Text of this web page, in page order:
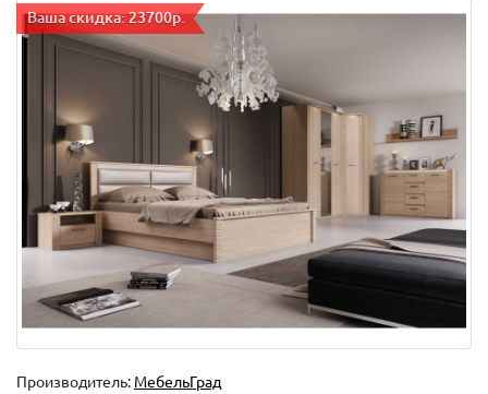
Ваша скидка: 23700р.
Производитель: МебельГрад